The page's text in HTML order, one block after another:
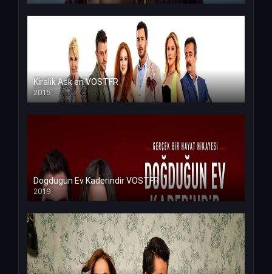
Kiralik Ask en VOSTFR
2015
Dogdugun Ev Kaderindir VOSTFR
2019